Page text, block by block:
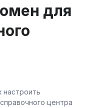
для
настроить
центра